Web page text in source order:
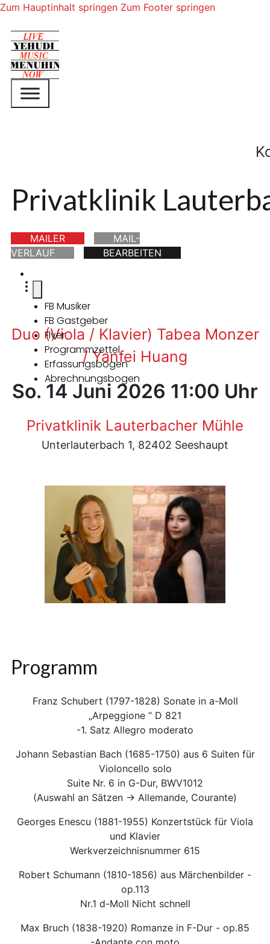
Zum Hauptinhalt springen Zum Footer springen
Privatklinik
MAILER
MAIL-
VERLAUF
BEARBEITEN
FB Musiker
FB Gastgeber
Flyer
Programmzettel
Erfassungsbogen
Abrechnungsbogen
Duo (Viola / Klavier) Tabea Monzer
/ Yanfei Huang
So. 14 Juni 2026 11:00 Uhr
Privatklinik Lauterbacher Mühle
Unterlauterbach 1, 82402 Seeshaupt
Programm
Franz Schubert (1797-1828) Sonate in a-Moll
„Arpeggione “ D 821
-1. Satz Allegro moderato
Johann Sebastian Bach (1685-1750) aus 6 Suiten für
Violoncello solo
Suite Nr. 6 in G-Dur, BWV1012
(Auswahl an Sätzen → Allemande, Courante)
Georges Enescu (1881-1955) Konzertstück für Viola
und Klavier
Werkverzeichnisnummer 615
Robert Schumann (1810-1856) aus Märchenbilder -
op.113
Nr.1 d-Moll Nicht schnell
Max Bruch (1838-1920) Romanze in F-Dur - op.85